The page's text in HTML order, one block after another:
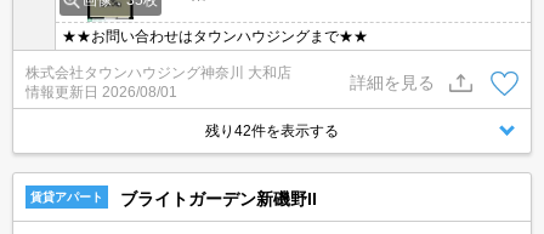
★★お問い合わせはタウンハウジングまで★★
株式会社タウンハウジング神奈川 大和店
情報更新日 2026/08/01
詳細を見る
残り42件を表示する
賃貸アパート ブライトガーデン新磯野II